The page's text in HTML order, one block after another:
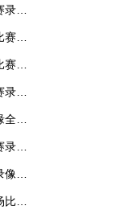
放
放
放
放
放
放
放
放